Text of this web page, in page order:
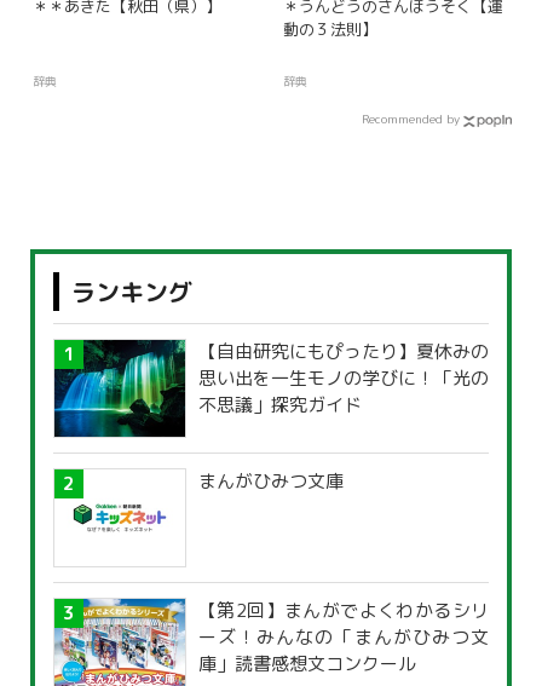
＊＊あきた【秋田（県）】
辞典
＊うんどうのさんほうそく【運
動の３法則】
辞典
Recommended by
ランキング
【自由研究にもぴったり】夏休みの
思い出を一生モノの学びに！「光の
不思議」探究ガイド
まんがひみつ文庫
【第2回】まんがでよくわかるシリ
ーズ！みんなの「まんがひみつ文
庫」読書感想文コンクール